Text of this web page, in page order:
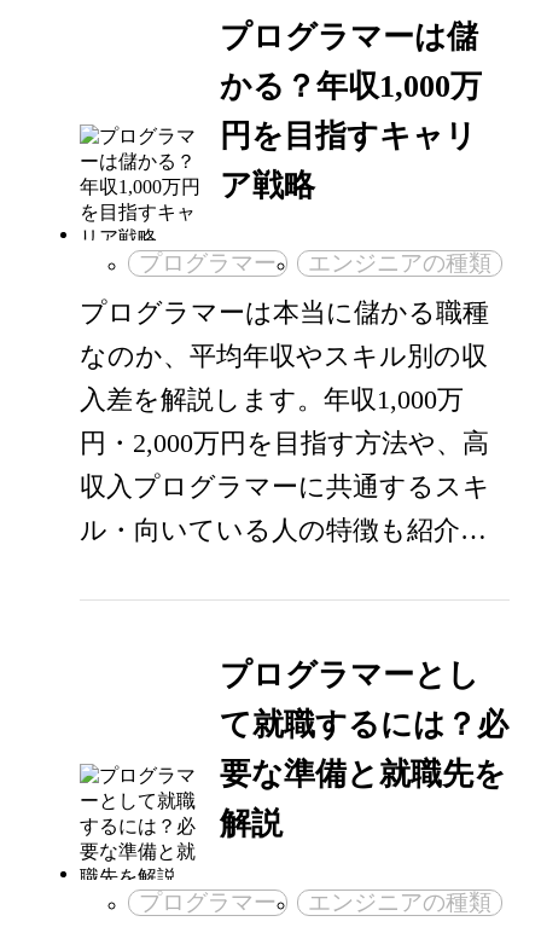
プログラマーは儲
かる？年収1,000万
円を目指すキャリ
ア戦略
プログラマー エンジニアの種類
プログラマーは本当に儲かる職種
なのか、平均年収やスキル別の収
入差を解説します。年収1,000万
円・2,000万円を目指す方法や、高
収入プログラマーに共通するスキ
ル・向いている人の特徴も紹介…
プログラマーとし
て就職するには？必
要な準備と就職先を
解説
プログラマー エンジニアの種類